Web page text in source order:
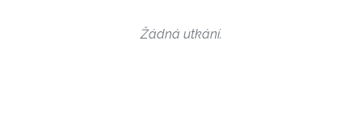
Žádná utkání.